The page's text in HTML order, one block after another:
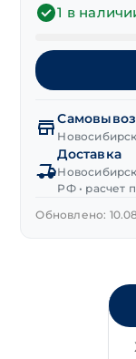
1 в
Ключ
"KRAFTOOL"
Сr-
V
25х150 мм
Самовывоз
Доставка
РФ • расчет
Обновлено: